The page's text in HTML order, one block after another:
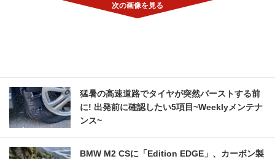
猛暑の高速道路でタイヤが突然バーストする前
に! 出発前に確認したい5項目~Weeklyメンテナ
ンス~
BMW M2 CSに「Edition EDGE」、カーボン製